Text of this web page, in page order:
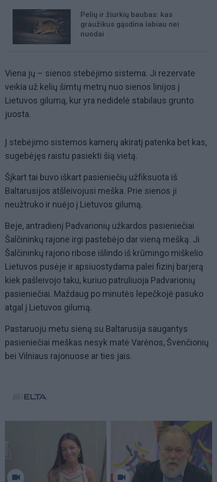
Pelių ir žiurkių baubas: kas
graužikus gąsdina labiau nei
nuodai
Viena jų – sienos stebėjimo sistema. Ji rezervate
veikia už kelių šimtų metrų nuo sienos linijos į
Lietuvos gilumą, kur yra nedidelė stabilaus grunto
juosta.
Į stebėjimo sistemos kamerų akiratį patenka bet kas,
sugebėjęs raistu pasiekti šią vietą.
Šįkart tai buvo iškart pasieniečių užfiksuota iš
Baltarusijos atšleivojusi meška. Prie sienos ji
neužtruko ir nuėjo į Lietuvos gilumą.
Beje, antradienį Padvarionių užkardos pasieniečiai
Šalčininkų rajone irgi pastebėjo dar vieną mešką. Ji
Šalčininkų rajono ribose išlindo iš krūmingo miškelio
Lietuvos pusėje ir apsiuostydama palei fizinį barjerą
kiek pašleivojo taku, kuriuo patruliuoja Padvarionių
pasieniečiai. Maždaug po minutės lepečkojė pasuko
atgal į Lietuvos gilumą.
Pastaruoju metu sieną su Baltarusija saugantys
pasieniečiai meškas nesyk matė Varėnos, Švenčionių
bei Vilniaus rajonuose ar ties jais.